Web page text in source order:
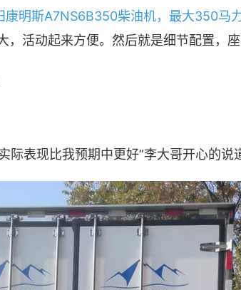
康明斯A7NS6B350柴油机，最大350马
活动起来方便。然后就是细节配置，
际表现比我预期中更好”李大哥开心的说